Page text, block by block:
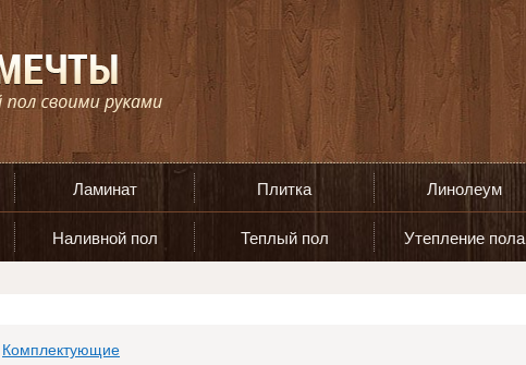
Ламинат Плитка Линолеум
Наливной пол Теплый пол Утепление пола
Комплектующие